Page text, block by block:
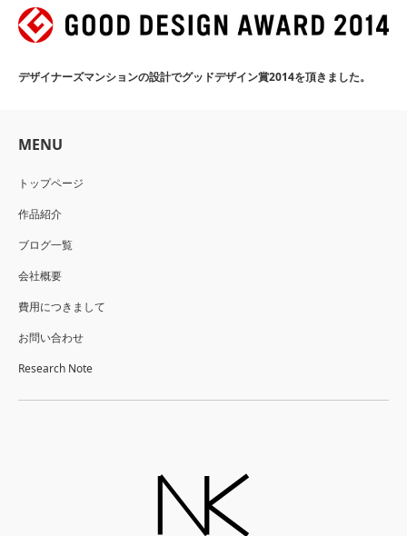
デザイナーズマンションの設計でグッドデザイン賞2014を頂きました。
MENU
トップページ
作品紹介
ブログ一覧
会社概要
費用につきまして
お問い合わせ
Research Note